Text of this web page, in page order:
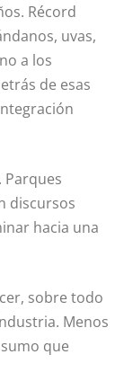
Récord
uvas,
a los
de esas
Parques
discursos
hacia una
sobre todo
Menos
que